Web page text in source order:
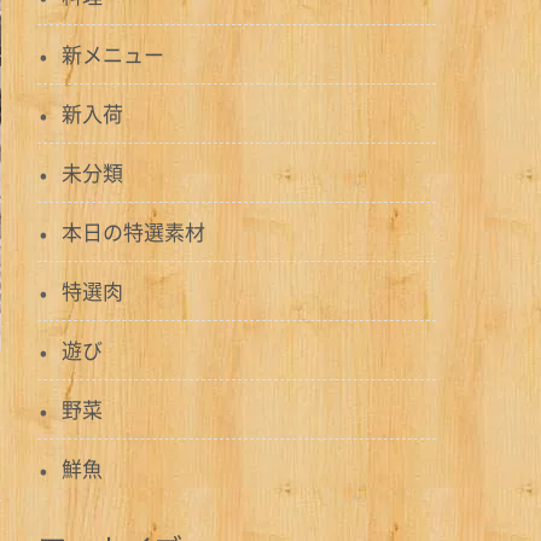
新メニュー
新入荷
未分類
本日の特選素材
特選肉
遊び
野菜
鮮魚